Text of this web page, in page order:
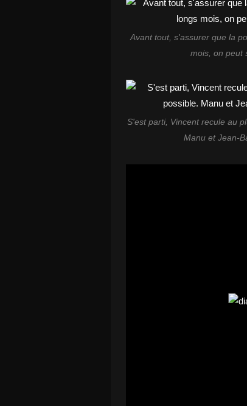
Avant tout, s'assurer que la
mois, on peut
S'est parti, Vincent recule au
Manu et Jean-